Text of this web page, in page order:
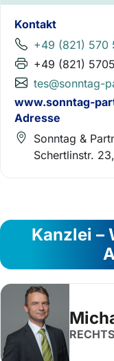
Kontakt
+49 (821) 570
+49 (821)
tes@sonntag-
www.sonntag-
Adresse
Sonntag &
Schertlinstr.
Kanzlei –